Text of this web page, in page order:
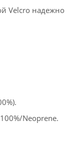
Velcro надежно
Neoprene.